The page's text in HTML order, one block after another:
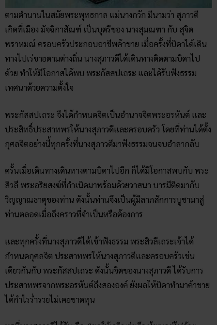
ตามตำนานในสมัยพระพุทธกาล แม่นางกวัก มีนามว่า สุภาวดี
เกิดที่เมือง มัจฉิกาสัณฑ์ เป็นบุตรีของ นางสุมณฑา กับ สุจิต
พราหมณ์ ครอบครัวประกอบอาชีพค้าขาย เมื่อครั้งที่บิดาได้เดิน
ทางไปเร่ขายตามต่างถิ่น นางสุภาวดีได้เดินทางติดตามบิดาไป
ด้วย ทำให้มีโอกาสได้พบ พระกัสสปเถระ และได้รับฟังธรรม
เทศนาด้วยความตั้งใจ
พระกัสสปเถระ จึงได้กำหนดจิตเป็นอำนาจจิตพระอรหันต์ และ
ประสิทธิ์ประสาทพรให้นางสุภาวดีและครอบครัว โดยที่ท่านได้ตั้ง
กุศลจิตอย่างนี้ทุกครั้งที่นางสุภาวดีมาฟังธรรมจนจบอำลากลับ
ครั้นเมื่อเดินทางเดินทางตามบิดาไปอีก ก็ได้มีโอกาสพบกับ พระ
สิวลี พระอริยสงฆ์ที่กำเนิดมาพร้อมด้วยวาสนา บารมีติดมากับ
วิญญาณธาตุของท่าน ดังนั้นท่านจึงเป็นผู้มีลาภสักการบูชามาสู่
ท่านตลอดเมื่อถึงคราวที่จำเป็นหรือต้องการ
และทุกครั้งที่นางสุภาวดีได้เข้าฟังธรรม พระสิวลีเถระเจ้าได้
กำหนดกุศลจิต ประสาทพรให้นางสุภาวดีและครอบครัวเช่น
เดียวกันกับ พระกัสสปเถระ ดังนั้นจิตของนางสุภาวดี ได้รับการ
ประสาทพรจากพระอรหันต์ถึงสององค์ ยังผลให้บิดาทำมาค้าขาย
ได้กำไรร่ำรวยไม่เคยขาดทุน